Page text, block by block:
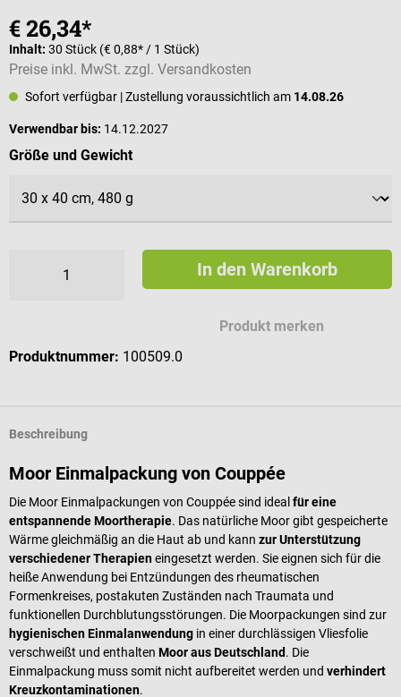
€ 26,34*
Inhalt: 30 Stück (€ 0,88* / 1 Stück)
Preise inkl. MwSt. zzgl. Versandkosten
Sofort verfügbar | Zustellung voraussichtlich am 14.08.26
Verwendbar bis: 14.12.2027
Größe und Gewichtauswählen
In den Warenkorb
Produkt merken
Produktnummer: 100509.0
Beschreibung
Moor Einmalpackung von Couppée
Die Moor Einmalpackungen von Couppée sind ideal für eine
entspannende Moortherapie. Das natürliche Moor gibt gespeicherte
Wärme gleichmäßig an die Haut ab und kann zur Unterstützung
verschiedener Therapieneingesetzt werden. Sie eignen sich für die
heiße Anwendung bei Entzündungen des rheumatischen
Formenkreises, postakuten Zuständen nach Traumata und
funktionellen Durchblutungsstörungen. Die Moorpackungen sind zur
hygienischen Einmalanwendung in einer durchlässigen Vliesfolie
verschweißt und enthalten Moor aus Deutschland. Die
Einmalpackung muss somit nicht aufbereitet werden und verhindert
Kreuzkontaminationen.